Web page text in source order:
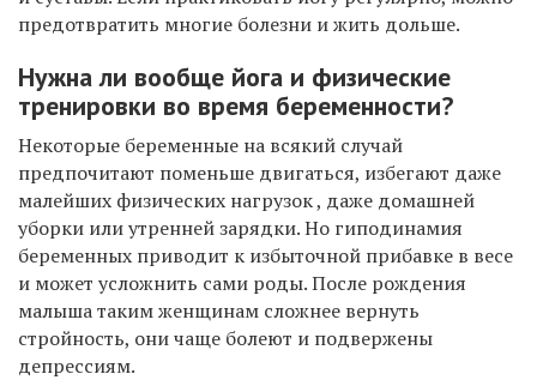
предотвратить многие болезни и жить дольше.
Нужна ли вообще йога и физические
тренировки во время беременности?
Некоторые беременные на всякий случай
предпочитают поменьше двигаться, избегают даже
малейших физических нагрузок , даже домашней
уборки или утренней зарядки. Но гиподинамия
беременных приводит к избыточной прибавке в весе
и может усложнить сами роды. После рождения
малыша таким женщинам сложнее вернуть
стройность, они чаще болеют и подвержены
депрессиям.